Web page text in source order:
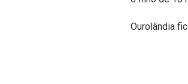
Ourolândia